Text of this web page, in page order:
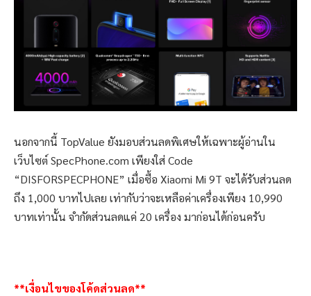
นอกจากนี้ TopValue ยังมอบส่วนลดพิเศษให้เฉพาะผู้อ่านใน
เว็บไซต์ SpecPhone.com เพียงใส่ Code
“DISFORSPECPHONE” เมื่อซื้อ Xiaomi Mi 9T จะได้รับส่วนลด
ถึง 1,000 บาทไปเลย เท่ากับว่าจะเหลือค่าเครื่องเพียง 10,990
บาทเท่านั้น จำกัดส่วนลดแค่ 20 เครื่อง มาก่อนได้ก่อนครับ
**เงื่อนไขของโค้ดส่วนลด**